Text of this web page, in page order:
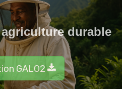
durable
GALO2